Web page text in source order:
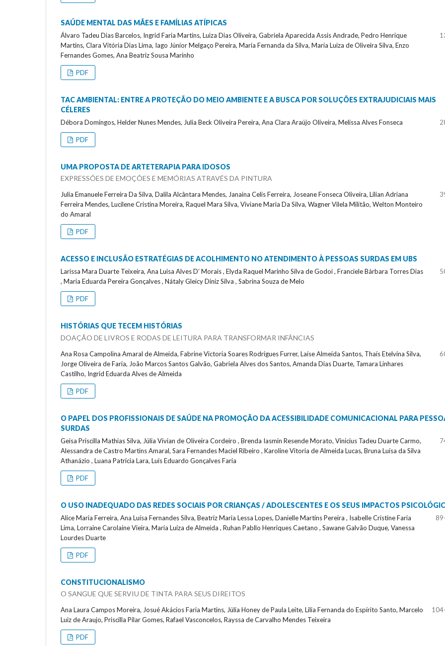
SAÚDE MENTAL DAS MÃES E FAMÍLIAS ATÍPICAS
Álvaro Tadeu Dias Barcelos, Ingrid Faria Martins, Luiza Dias Oliveira, Gabriela Aparecida Assis Andrade, Pedro Henrique
Martins, Clara Vitória Dias Lima, Iago Júnior Melgaço Pereira, Maria Fernanda da Silva, Maria Luiza de Oliveira Silva, Enzo
Fernandes Gomes, Ana Beatriz Sousa Marinho
PDF
TAC AMBIENTAL: ENTRE A PROTEÇÃO DO MEIO AMBIENTE E A BUSCA POR SOLUÇÕES EXTRAJUDICIAIS MAIS
CÉLERES
Débora Domingos, Helder Nunes Mendes, Julia Beck Oliveira Pereira, Ana Clara Araújo Oliveira, Melissa Alves Fonseca
PDF
UMA PROPOSTA DE ARTETERAPIA PARA IDOSOS
EXPRESSÕES DE EMOÇÕES E MEMÓRIAS ATRAVÉS DA PINTURA
Julia Emanuele Ferreira Da Silva, Dalila Alcântara Mendes, Janaina Celis Ferreira, Joseane Fonseca Oliveira, Lilian Adriana
Ferreira Mendes, Lucilene Cristina Moreira, Raquel Mara Silva, Viviane Maria Da Silva, Wagner Vilela Militão, Welton Monteiro
do Amaral
PDF
ACESSO E INCLUSÃO ESTRATÉGIAS DE ACOLHIMENTO NO ATENDIMENTO À PESSOAS SURDAS EM UBS
Larissa Mara Duarte Teixeira, Ana Luisa Alves D’ Morais , Elyda Raquel Marinho Silva de Godoi , Franciele Bárbara Torres Dias
, Maria Eduarda Pereira Gonçalves , Nátaly Gleicy Diniz Silva , Sabrina Souza de Melo
PDF
HISTÓRIAS QUE TECEM HISTÓRIAS
DOAÇÃO DE LIVROS E RODAS DE LEITURA PARA TRANSFORMAR INFÂNCIAS
Ana Rosa Campolina Amaral de Almeida, Fabrine Victoria Soares Rodrigues Furrer, Laíse Almeida Santos, Thaís Etelvina Silva,
Jorge Oliveira de Faria, João Marcos Santos Galvão, Gabriela Alves dos Santos, Amanda Dias Duarte, Tamara Linhares
Castilho, Ingrid Eduarda Alves de Almeida
PDF
O PAPEL DOS PROFISSIONAIS DE SAÚDE NA PROMOÇÃO DA ACESSIBILIDADE COMUNICACIONAL PARA
SURDAS
Geisa Priscilla Mathias Silva, Júlia Vivian de Oliveira Cordeiro , Brenda Iasmin Resende Morato, Vinicius Tadeu Duarte Carmo,
Alessandra de Castro Martins Amaral, Sara Fernandes Maciel Ribeiro , Karoline Vitoria de Almeida Lucas, Bruna Luísa da Silva
Athanázio , Luana Patrícia Lara, Luís Eduardo Gonçalves Faria
PDF
O USO INADEQUADO DAS REDES SOCIAIS POR CRIANÇAS / ADOLESCENTES E OS SEUS IMPACTOS
Alice Maria Ferreira, Ana Luísa Fernandes Silva, Beatriz Maria Lessa Lopes, Danielle Martins Pereira , Isabelle Cristine Faria
Lima, Lorraine Carolaine Vieira, Maria Luíza de Almeida , Ruhan Pabllo Henriques Caetano , Sawane Galvão Duque, Vanessa
Lourdes Duarte
PDF
CONSTITUCIONALISMO
O SANGUE QUE SERVIU DE TINTA PARA SEUS DIREITOS
Ana Laura Campos Moreira, Josué Akácios Faria Martins, Júlia Honey de Paula Leite, Lilia Fernanda do Espírito Santo, Marcelo
Luiz de Araujo, Priscilla Pilar Gomes, Rafael Vasconcelos, Rayssa de Carvalho Mendes Teixeira
PDF